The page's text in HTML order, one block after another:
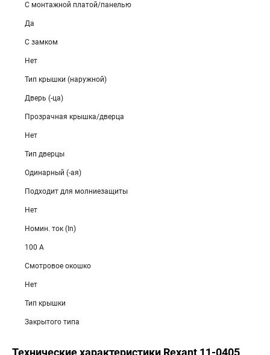
С монтажной платой/панелью
Да
С замком
Нет
Тип крышки (наружной)
Дверь (-ца)
Прозрачная крышка/дверца
Нет
Тип дверцы
Одинарный (-ая)
Подходит для молниезащиты
Нет
Номин. ток (In)
100 А
Смотровое окошко
Нет
Тип крышки
Закрытого типа
Технические характеристики Rexant 11-0405